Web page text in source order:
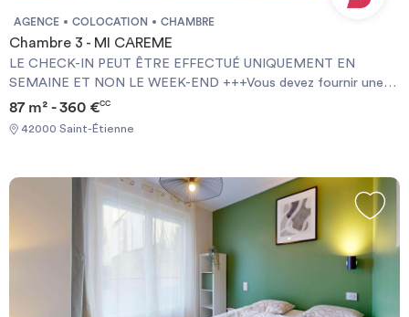
AGENCE COLOCATION CHAMBRE
Chambre 3 - MI CAREME
LE CHECK-IN PEUT ÊTRE EFFECTUÉ UNIQUEMENT EN
SEMAINE ET NON LE WEEK-END +++Vous devez fournir une
Garantie Visale obligatoirement et une assurance habitation+++
[ENG] CHECK-IN CAN ONLY BE DONE ON WEEKDAYS AND
87 m² - 360 €CC
42000 Saint-Étienne